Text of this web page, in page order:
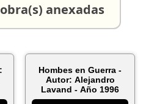
obra(s) anexadas
Hombes en Guerra -
Autor: Alejandro
Lavand - Año 1996